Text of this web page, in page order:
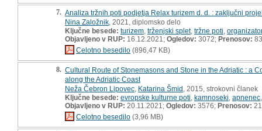
7. Analiza tržnih poti podjetja Relax turizem d. d. : zaključni
Nina Založnik , 2021, diplomsko delo
Ključne besede: turizem trženjski splet, tržne poti
Objavljeno v RUP: 16.12.2021; Ogledov: 3072; Prenosov: 83
Celotno besedilo (896,47 KB)
8. Cultural Route of Stonemasons and Stone in the Adriatic : a
along the Adriatic Coast
Neža Čebron Lipovec Katarina Šmid , 2015, strokovni članek
Ključne besede: evropske kulturne poti kamnoseki apnenec
Objavljeno v RUP: 20.11.2021; Ogledov: 3576; Prenosov: 21
Celotno besedilo (3,96 MB)